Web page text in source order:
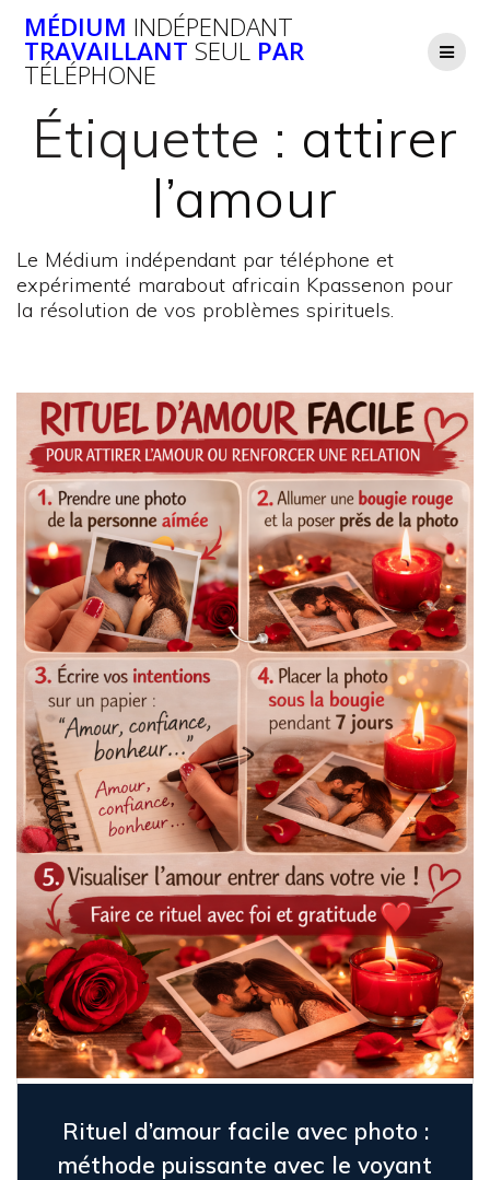
au
contenu
MÉDIUM INDÉPENDANT
TRAVAILLANT SEUL PAR
TÉLÉPHONE
Étiquette : attirer
l’amour
Le Médium indépendant par téléphone et
expérimenté marabout africain Kpassenon pour
la résolution de vos problèmes spirituels.
Rituel d’amour facile avec photo :
méthode puissante avec le voyant